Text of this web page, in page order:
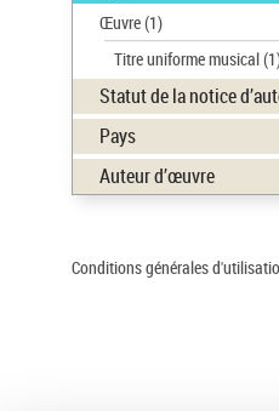
Œuvre(1)
Titre uniforme musical
Statut de la notice
Pays
Auteur d’œuvre
Conditions générales